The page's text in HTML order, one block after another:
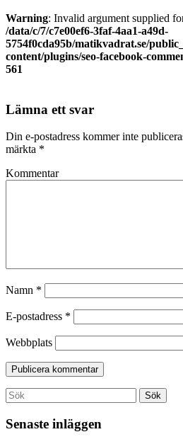
Warning: Invalid argument supplied
/data/c/7/c7e00ef6-3faf-4aa1-a49d-
5754f0cda95b/matikvadrat.se/
content/plugins/seo-facebook-
561
Lämna ett svar
Din e-postadress kommer inte
märkta *
Kommentar
Namn *
E-postadress *
Webbplats
Search
for:
Sök
Senaste inläggen